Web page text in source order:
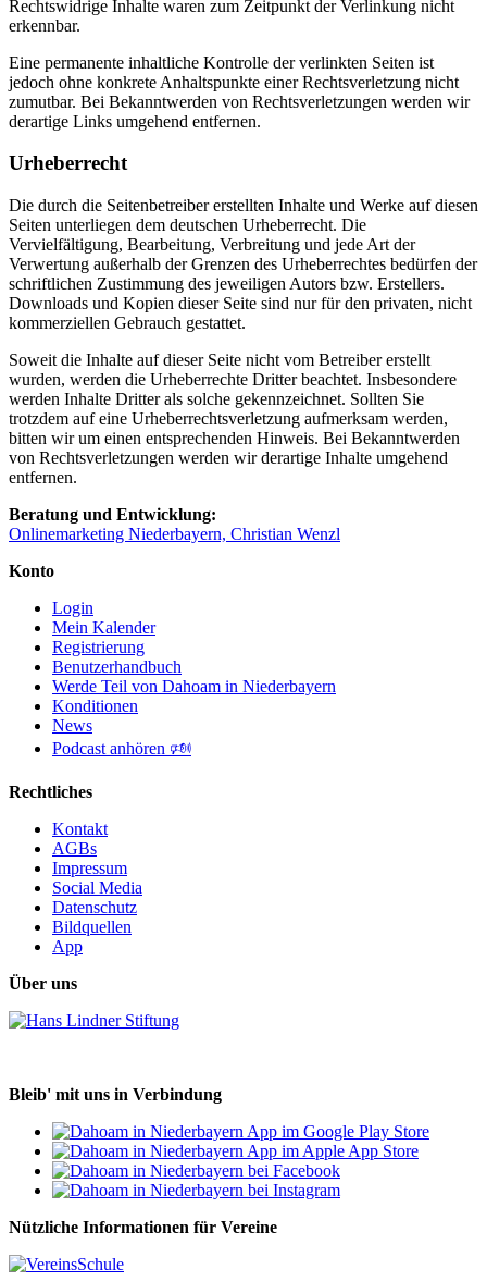
Rechtswidrige Inhalte waren zum Zeitpunkt der Verlinkung nicht
erkennbar.
Eine permanente inhaltliche Kontrolle der verlinkten Seiten ist
jedoch ohne konkrete Anhaltspunkte einer Rechtsverletzung nicht
zumutbar. Bei Bekanntwerden von Rechtsverletzungen werden wir
derartige Links umgehend entfernen.
Urheberrecht
Die durch die Seitenbetreiber erstellten Inhalte und Werke auf diesen
Seiten unterliegen dem deutschen Urheberrecht. Die
Vervielfältigung, Bearbeitung, Verbreitung und jede Art der
Verwertung außerhalb der Grenzen des Urheberrechtes bedürfen der
schriftlichen Zustimmung des jeweiligen Autors bzw. Erstellers.
Downloads und Kopien dieser Seite sind nur für den privaten, nicht
kommerziellen Gebrauch gestattet.
Soweit die Inhalte auf dieser Seite nicht vom Betreiber erstellt
wurden, werden die Urheberrechte Dritter beachtet. Insbesondere
werden Inhalte Dritter als solche gekennzeichnet. Sollten Sie
trotzdem auf eine Urheberrechtsverletzung aufmerksam werden,
bitten wir um einen entsprechenden Hinweis. Bei Bekanntwerden
von Rechtsverletzungen werden wir derartige Inhalte umgehend
entfernen.
Beratung und Entwicklung:
Onlinemarketing Niederbayern, Christian Wenzl
Konto
Login
Mein Kalender
Registrierung
Benutzerhandbuch
Werde Teil von Dahoam in Niederbayern
Konditionen
News
Podcast anhören 🕬
Rechtliches
Kontakt
AGBs
Impressum
Social Media
Datenschutz
Bildquellen
App
Über uns
Bleib' mit uns in Verbindung
Nützliche Informationen für Vereine